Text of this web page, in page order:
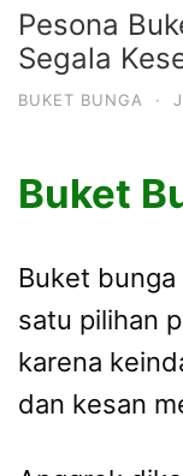
Pesona
Segala
BUKET BUNGA ·
Buket
Buket
satu pilihan
karena
dan kesan